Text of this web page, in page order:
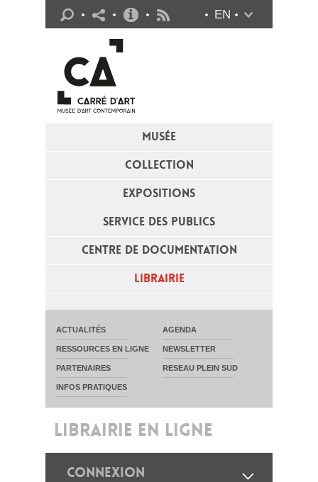
MUSÉE
COLLECTION
EXPOSITIONS
SERVICE DES PUBLICS
CENTRE DE DOCUMENTATION
LIBRAIRIE
EN
ACTUALITÉS AGENDA
RESSOURCES EN LIGNE NEWSLETTER
PARTENAIRES RESEAU PLEIN SUD
INFOS PRATIQUES
Infos pratiques
LIBRAIRIE EN LIGNE
CONNEXION